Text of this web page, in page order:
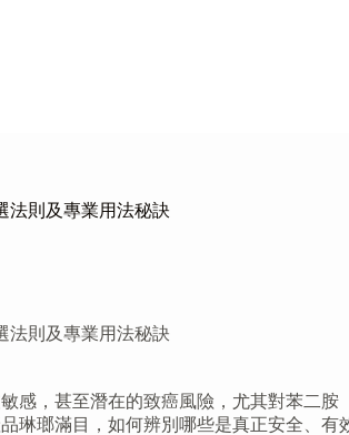
法則及專業用法秘訣
法則及專業用法秘訣
，甚至潛在的致癌風險，尤其對苯二
瑯滿目，如何辨別哪些是真正安全、